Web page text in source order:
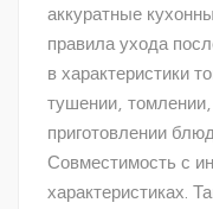
аккуратные
правила ухода
в характеристики
тушении,
приготовлении
Совместимость с
характеристиках.